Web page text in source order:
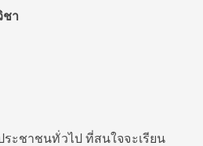
ชา
ะชาชนทั่วไป ที่สนใจจะเรียน